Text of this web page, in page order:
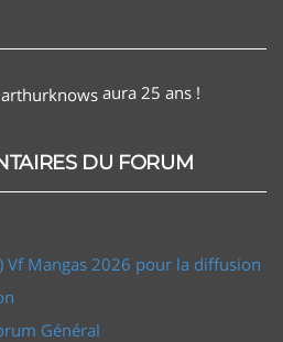
arthurknows aura 25 ans !
DU FORUM
Vf Mangas 2026 pour la diffusion
Général